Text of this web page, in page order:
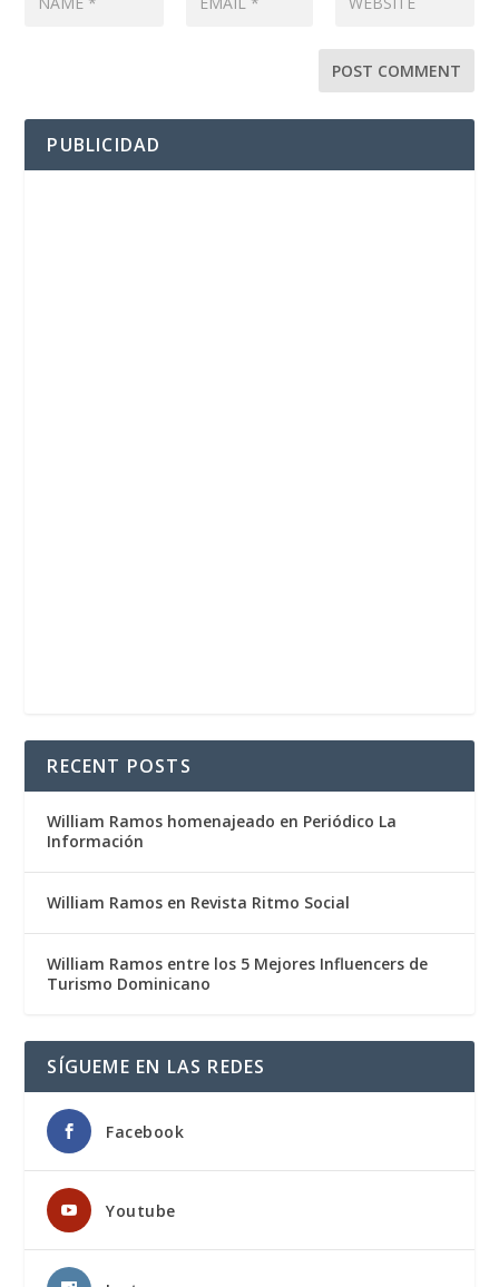
PUBLICIDAD
RECENT POSTS
William Ramos homenajeado en Periódico La
Información
William Ramos en Revista Ritmo Social
William Ramos entre los 5 Mejores Influencers de
Turismo Dominicano
SÍGUEME EN LAS REDES
Facebook
Youtube